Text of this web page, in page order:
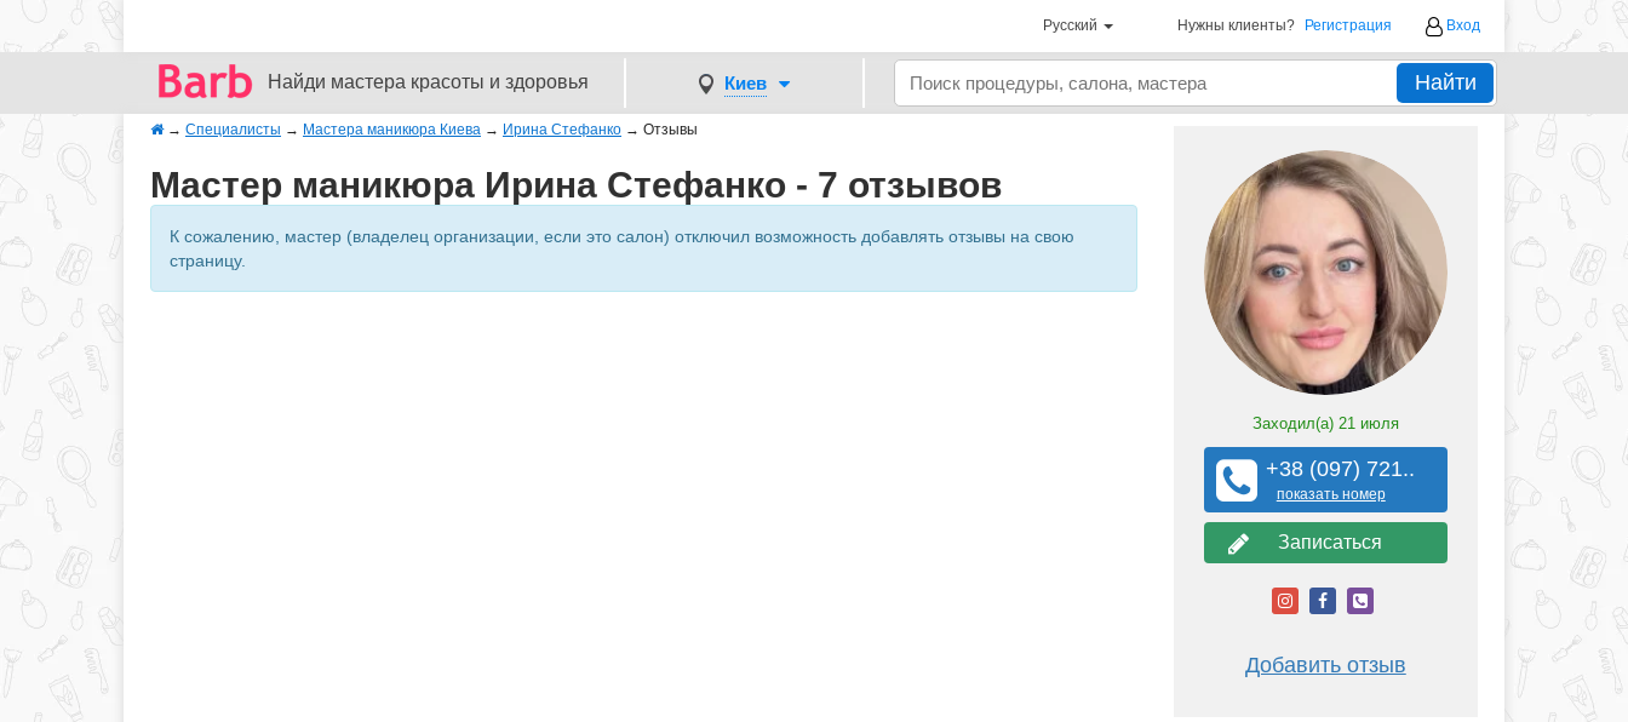
Русский Нужны клиенты? Регистрация Вход
Найди мастера красоты и здоровья Киев Найти
→ Специалисты → Мастера маникюра Киева → Ирина Стефанко → Отзывы
Мастер маникюра Ирина Стефанко - 7 отзывов
К сожалению, мастер (владелец организации, если это салон) отключил возможность добавлять отзывы на свою
страницу.
Заходил(а) 21 июля
+38 (097) 721..
показать номер
Записаться
Добавить отзыв